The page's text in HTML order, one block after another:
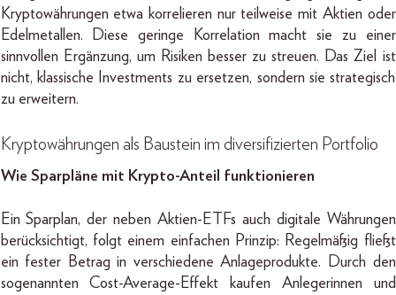
Kryptowährungen etwa korrelieren nur teilweise mit Aktien oder
Edelmetallen. Diese geringe Korrelation macht sie zu einer
sinnvollen Ergänzung, um Risiken besser zu streuen. Das Ziel ist
nicht, klassische Investments zu ersetzen, sondern sie strategisch
zu erweitern.
Kryptowährungen als Baustein im diversifizierten Portfolio
Wie Sparpläne mit Krypto-Anteil funktionieren
Ein Sparplan, der neben Aktien-ETFs auch digitale Währungen
berücksichtigt, folgt einem einfachen Prinzip: Regelmäßig fließt
ein fester Betrag in verschiedene Anlageprodukte. Durch den
sogenannten Cost-Average-Effekt kaufen Anlegerinnen und